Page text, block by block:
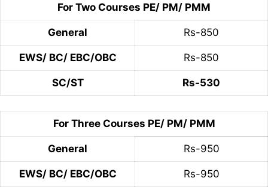
For Two Courses PE/ PM/ PMM
General Rs-850
EWS/ BC/ EBC/OBC Rs-850
SC/ST Rs-530
For Three Courses PE/ PM/ PMM
General Rs-950
EWS/ BC/ EBC/OBC Rs-950